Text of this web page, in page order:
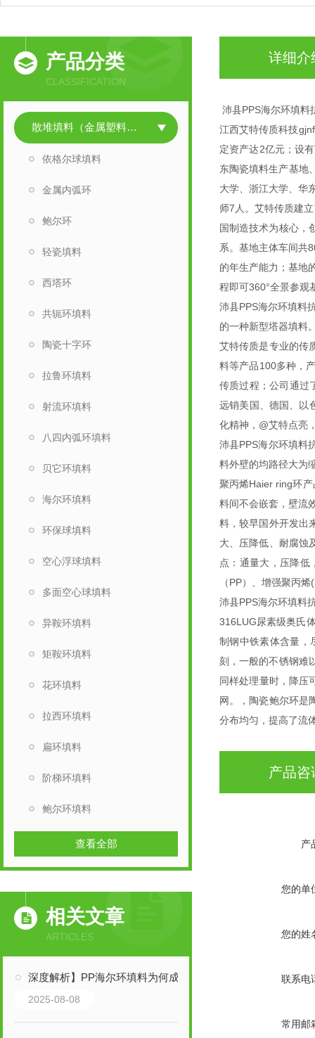
产品分类
CLASSIFICATION
散堆填料（金属塑料陶瓷）
依格尔球填料
金属内弧环
鲍尔环
轻瓷填料
西塔环
共轭环填料
陶瓷十字环
拉鲁环填料
射流环填料
八四内弧环填料
贝它环填料
海尔环填料
环保球填料
空心浮球填料
多面空心球填料
异鞍环填料
矩鞍环填料
花环填料
拉西环填料
扁环填料
阶梯环填料
鲍尔环填料
查看全部
相关文章
ARTICLES
深度解析】PP海尔环填料为何成为填料塔升级换代的选择？
2025-08-08
详细介
沛县PPS海尔环填料
江西艾特传质科技
定资产达2亿元；设
东陶瓷填料生产基地
大学、浙江大学、华
师7人。艾特传质建
国制造技术为核心，
系。基地主体车间共
的年生产能力；基地
程即可360°全景参观
沛县PPS海尔环填料
的一种新型塔器填料
艾特传质是专业的传
料等产品100多种，
传质过程；公司通过
远销美国、德国、以
化精神，@艾特点亮
沛县PPS海尔环填料
料外壁的均路径大为
聚丙烯Haier ring环
料间不会嵌套，壁流
料，较早国外开发出
大、压降低、耐腐蚀
点：通量大，压降
（PP）、增强聚丙
沛县PPS海尔环填料
316LUG尿素级奥氏
制钢中铁素体含量，
刻，一般的不锈钢难
同样处理量时，降压
网。，陶瓷鲍尔环是
分布均匀，提高了流
产品咨
产
您的单
您的姓
联系电
常用邮